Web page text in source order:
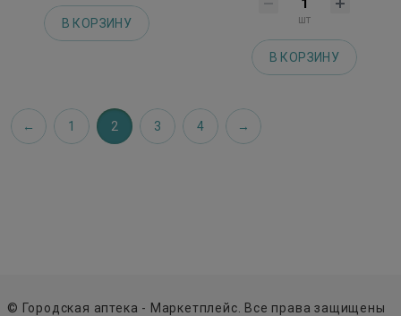
В КОРЗИНУ шт
В КОРЗИНУ
1 2 3 4
© Городская аптека - Маркетплейс. Все права защищены